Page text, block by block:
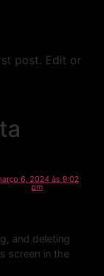
post. Edit or
6, 2024 às 9:02
pm
and deleting
screen in the